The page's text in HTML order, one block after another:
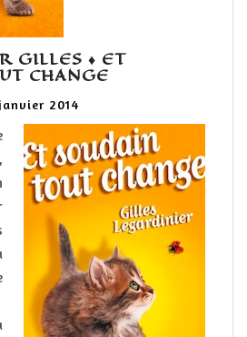
GILLES ♦ ET
CHANGE
2014